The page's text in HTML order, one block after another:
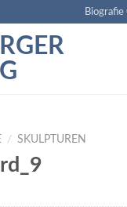
/ SKULPTUREN